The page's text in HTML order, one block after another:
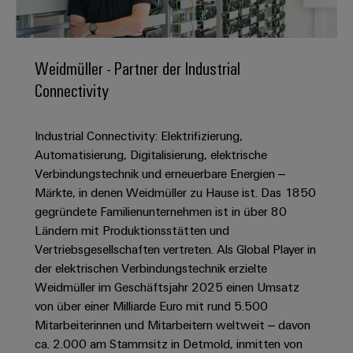
erlebbar
werden.
Lösungen
und
Produkte
Rechenzentren
–
effizient,
zuverlässig,
skalierbar
Energiespeicher
Lösungen
und
Produkte
für
Energiespeichersysteme
(ESS)
Energieübertragung
Anschlusstechnologie
Microgrids
OS
Edge
Computing
Industrial
5G
Single
Pair
Ethernet
Leiterplattenklemmen
und
-
Kabeleinführungssysteme
und
-
komponenten
Anschlussleitungen,
Patchkabel
und
Kabel
SPS
Fast
Service
Beratung
und
digitale
Planung
easyConnect
-
Ihre
Industrial
Service
Platform
Vertrieb uns
Info
für
unsere
Partner
Vertrieb
Großhandelssuche
News
Unternehmen
Weidmüller
und
Fakten
Unser
Vorstand
Nachhaltigkeit
Weidmüller
Academy
People
&
Culture
Compliance
Karriere
Stellen
für
Berufserfahrene
Studierende
Werkstudententätigkeiten
Praktika
Abschlussarbeiten
Neuanfang
für
Studienabbrecher
Offene
Weidmüller - Partner der Industrial
Connectivity
Industrial Connectivity: Elektrifizierung,
Automatisierung, Digitalisierung, elektrische
Verbindungstechnik und erneuerbare Energien –
Märkte, in denen Weidmüller zu Hause ist. Das 1850
gegründete Familienunternehmen ist in über 80
Ländern mit Produktionsstätten und
Vertriebsgesellschaften vertreten. Als Global Player in
der elektrischen Verbindungstechnik erzielte
Weidmüller im Geschäftsjahr 2025 einen Umsatz
von über einer Milliarde Euro mit rund 5.500
Mitarbeiterinnen und Mitarbeitern weltweit – davon
ca. 2.000 am Stammsitz in Detmold, inmitten von